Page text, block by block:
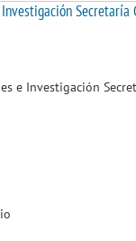
e Investigación